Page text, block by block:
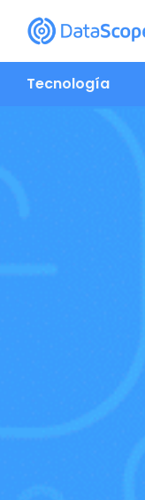
Tecnología